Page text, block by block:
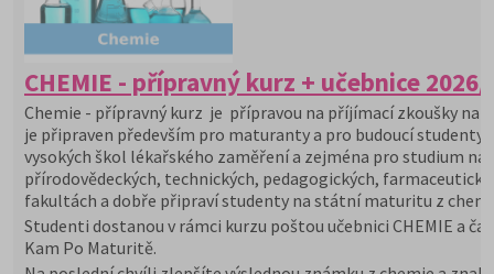
CHEMIE - přípravný kurz + učebnice 2026/
Chemie - přípravný kurz je přípravou na příjímací zkoušky na
je připraven především pro maturanty a pro budoucí studenty
vysokých škol lékařského zaměření a zejména pro studium na
přírodovědeckých, technických, pedagogických,
fakultách a dobře připraví studenty na státní maturitu z
Studenti dostanou v rámci kurzu poštou učebnici CHEMIE a
Kam Po Maturitě.